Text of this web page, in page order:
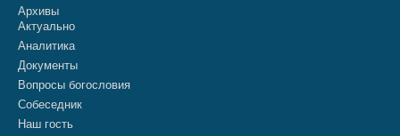
Архивы
Актуально
Аналитика
Документы
Вопросы богословия
Собеседник
Наш гость